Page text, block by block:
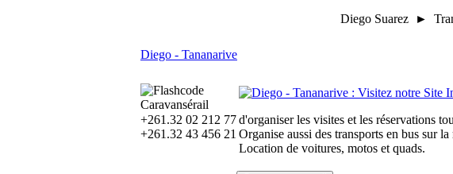
Diego Suarez ►
Diego - Tananarive
Caravansérail
+261.32 02 212 77
+261.32 43 456 21
d'organiser les visites et les réservations
Organise aussi des transports en bus sur
Location de voitures, motos et quads.